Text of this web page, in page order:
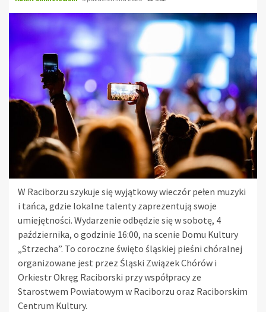
W Raciborzu szykuje się wyjątkowy wieczór pełen muzyki
i tańca, gdzie lokalne talenty zaprezentują swoje
umiejętności. Wydarzenie odbędzie się w sobotę, 4
października, o godzinie 16:00, na scenie Domu Kultury
„Strzecha”. To coroczne święto śląskiej pieśni chóralnej
organizowane jest przez Śląski Związek Chórów i
Orkiestr Okręg Raciborski przy współpracy ze
Starostwem Powiatowym w Raciborzu oraz Raciborskim
Centrum Kultury.